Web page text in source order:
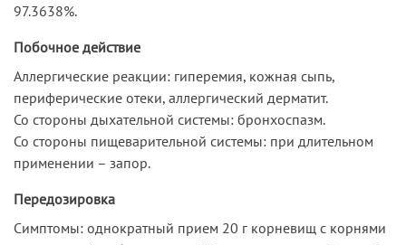
97.3638%.
Побочное действие
Аллергические реакции: гиперемия, кожная сыпь,
периферические отеки, аллергический дерматит.
Со стороны дыхательной системы: бронхоспазм.
Со стороны пищеварительной системы: при длительном
применении – запор.
Передозировка
Симптомы: однократный прием 20 г корневищ с корнями